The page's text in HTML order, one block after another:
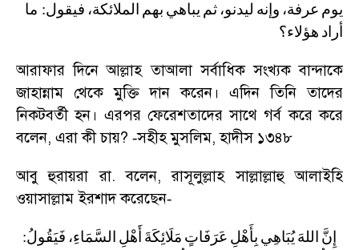
يوم عرفة، وإنه ليدنو، ثم يباهي بهم الملائكة، فيقول: ما
أراد هؤلاء؟
আরাফার দিনে আল্লাহ তাআলা সর্বাধিক সংখ্যক বান্দাকে
জাহান্নাম থেকে মুক্তি দান করেন। এদিন তিনি তাদের
নিকটবর্তী হন। এরপর ফেরেশতাদের সাথে গর্ব করে করে
বলেন, এরা কী চায়? -সহীহ মুসলিম,হাদীস ১৩৪৮
আবু হুরায়রা রা. বলেন,রাসূলুল্লাহ সাল্লাল্লাহু আলাইহি
ওয়াসাল্লাম ইরশাদ করেছেন-
إِنَّ اللهَيُبَاهِي بِأَهْلِ عَرَفَاتٍ مَلَائِكَةَ أَهْلِ السَّمَاءِ، فَيَقُولُ: